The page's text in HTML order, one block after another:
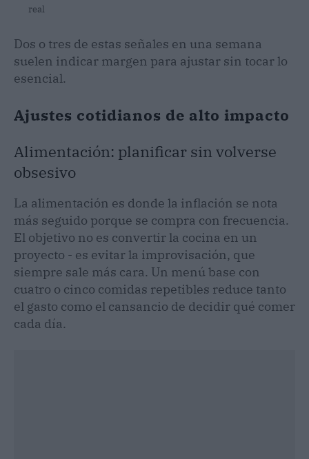
real
Dos o tres de estas señales en una semana
suelen indicar margen para ajustar sin tocar lo
esencial.
Ajustes cotidianos de alto impacto
Alimentación: planificar sin volverse
obsesivo
La alimentación es donde la inflación se nota
más seguido porque se compra con frecuencia.
El objetivo no es convertir la cocina en un
proyecto - es evitar la improvisación, que
siempre sale más cara. Un menú base con
cuatro o cinco comidas repetibles reduce tanto
el gasto como el cansancio de decidir qué comer
cada día.